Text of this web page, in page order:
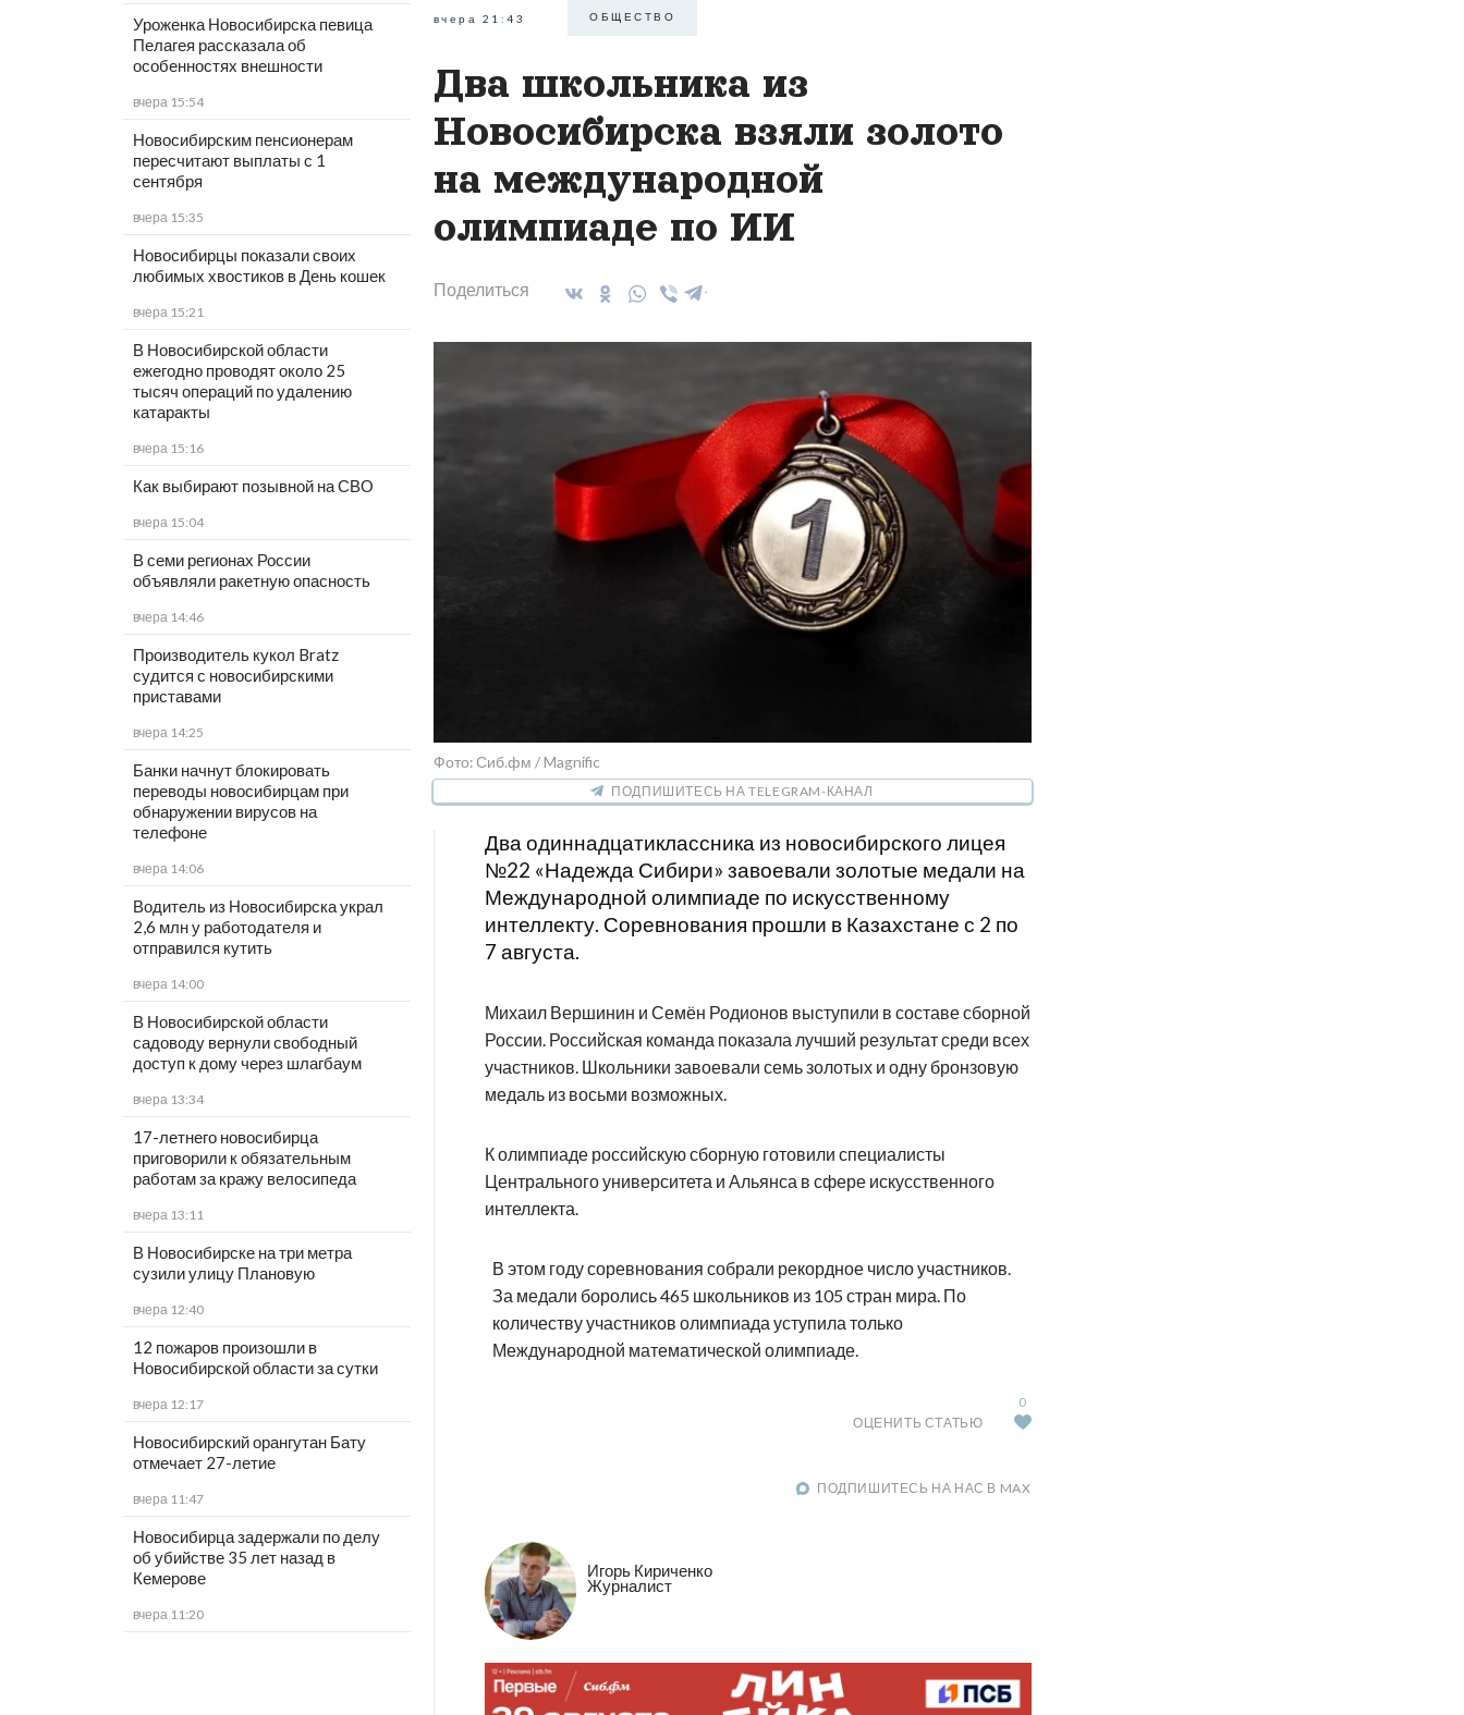
Уроженка Новосибирска певица
Пелагея рассказала об
особенностях внешности
вчера 15:54
Новосибирским пенсионерам
пересчитают выплаты с 1
сентября
вчера 15:35
Новосибирцы показали своих
любимых хвостиков в День кошек
вчера 15:21
В Новосибирской области
ежегодно проводят около 25
тысяч операций по удалению
катаракты
вчера 15:16
Как выбирают позывной на СВО
вчера 15:04
В семи регионах России
объявляли ракетную опасность
вчера 14:46
Производитель кукол Bratz
судится с новосибирскими
приставами
вчера 14:25
Банки начнут блокировать
переводы новосибирцам при
обнаружении вирусов на
телефоне
вчера 14:06
Водитель из Новосибирска украл
2,6 млн у работодателя и
отправился кутить
вчера 14:00
В Новосибирской области
садоводу вернули свободный
доступ к дому через шлагбаум
вчера 13:34
17-летнего новосибирца
приговорили к обязательным
работам за кражу велосипеда
вчера 13:11
В Новосибирске на три метра
сузили улицу Плановую
вчера 12:40
12 пожаров произошли в
Новосибирской области за сутки
вчера 12:17
Новосибирский орангутан Бату
отмечает 27-летие
вчера 11:47
Новосибирца задержали по делу
об убийстве 35 лет назад в
Кемерове
вчера 11:20
вчера 21:43 ОБЩЕСТВО
Два школьника из
Новосибирска взяли золото
на международной
олимпиаде по ИИ
Поделиться
Фото: Сиб.фм / Magnific
ПОДПИШИТЕСЬ НА TELEGRAM-КАНАЛ
Два одиннадцатиклассника из новосибирского лицея
№22 «Надежда Сибири» завоевали золотые медали на
Международной олимпиаде по искусственному
интеллекту. Соревнования прошли в Казахстане с 2 по
7 августа.
Михаил Вершинин и Семён Родионов выступили в составе сборной
России. Российская команда показала лучший результат среди всех
участников. Школьники завоевали семь золотых и одну бронзовую
медаль из восьми возможных.
К олимпиаде российскую сборную готовили специалисты
Центрального университета и Альянса в сфере искусственного
интеллекта.
В этом году соревнования собрали рекордное число участников.
За медали боролись 465 школьников из 105 стран мира. По
количеству участников олимпиада уступила только
Международной математической олимпиаде.
ОЦЕНИТЬ СТАТЬЮ
0
ПОДПИШИТЕСЬ НА НАС В MAX
Игорь Кириченко
Журналист